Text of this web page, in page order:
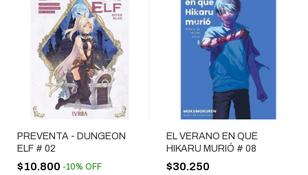
PREVENTA - DUNGEON
ELF # 02
$10.800 -10% OFF
EL VERANO EN QUE
HIKARU MURIÓ # 08
$30.250